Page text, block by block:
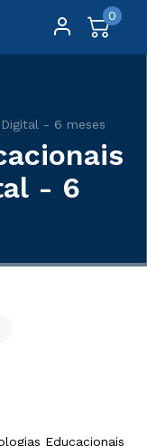
0
- 6 meses
- 6
Educacionais